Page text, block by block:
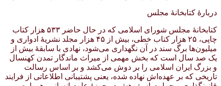
دربارهٔ کتابخانهٔ مجلس
کتابخانهٔ مجلس شورای اسلامی که در حال حاضر ۵۳۳ هزار کتاب
چاپی، ۲۵ هزار کتاب خطی، بیش از ۴۵ هزار مجلد نشریهٔ ادواری و
میلیون‌ها برگ سند در آن نگهداری می‌شود، نهادی با سابقهٔ بیش از
یک صد سال است که بخش مهمی از میراث ماندگار تمدن کهنسال
و بزرگ ایران اسلامی را بر دوش می‌کشد و بر اساس رسالت
تاریخی که بر عهده‌اش نهاده شده، یعنی پشتیبانی اطلاعاتی از فرایند